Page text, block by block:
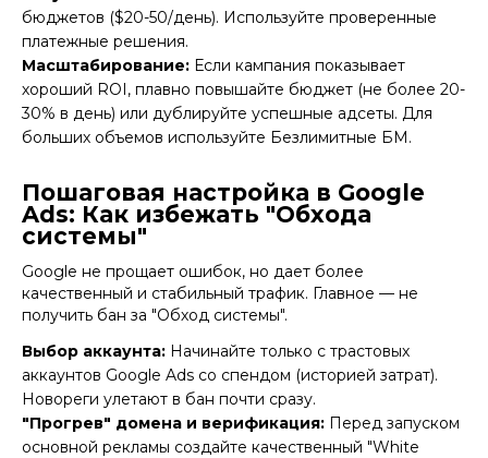
бюджетов ($20-50/день). Используйте проверенные
платежные решения.
Масштабирование: Если кампания показывает
хороший ROI, плавно повышайте бюджет (не более 20-
30% в день) или дублируйте успешные адсеты. Для
больших объемов используйте Безлимитные БМ.
Пошаговая настройка в Google
Ads: Как избежать "Обхода
системы"
Google не прощает ошибок, но дает более
качественный и стабильный трафик. Главное — не
получить бан за "Обход системы".
Выбор аккаунта: Начинайте только с трастовых
аккаунтов Google Ads со спендом (историей затрат).
Новореги улетают в бан почти сразу.
"Прогрев" домена и верификация: Перед запуском
основной рекламы создайте качественный "White